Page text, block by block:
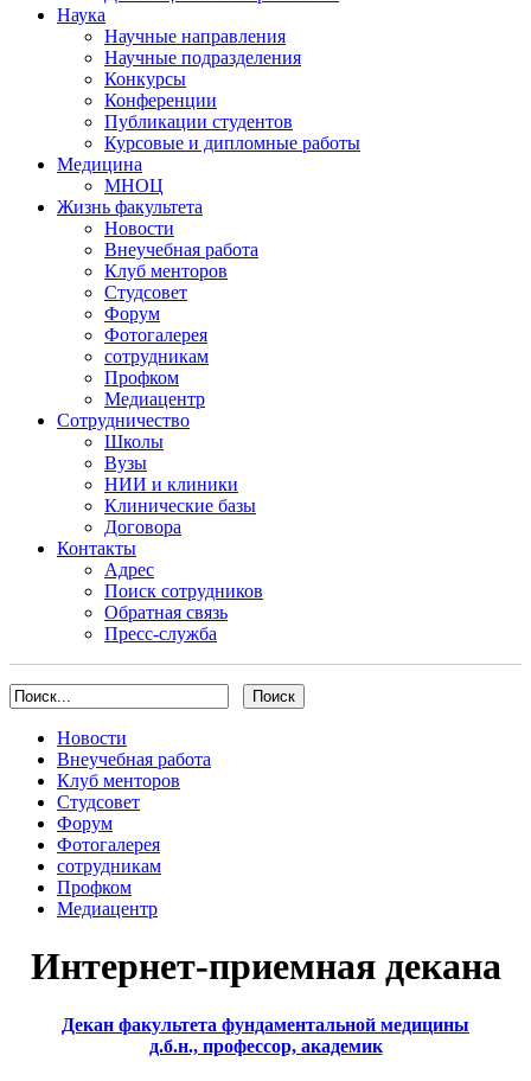
Наука
Научные направления
Научные подразделения
Конкурсы
Конференции
Публикации студентов
Курсовые и дипломные работы
Медицина
МНОЦ
Жизнь факультета
Новости
Внеучебная работа
Клуб менторов
Студсовет
Форум
Фотогалерея
сотрудникам
Профком
Медиацентр
Сотрудничество
Школы
Вузы
НИИ и клиники
Клинические базы
Договора
Контакты
Адрес
Поиск сотрудников
Обратная связь
Пресс-служба
Новости
Внеучебная работа
Клуб менторов
Студсовет
Форум
Фотогалерея
сотрудникам
Профком
Медиацентр
Интернет-приемная декана
Декан факультета фундаментальной медицины
д.б.н., профессор, академик